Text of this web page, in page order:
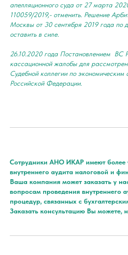
апелляционного суда от 27 марта
110059/2019,- отменить. Решение
Москвы от 30 сентября 2019 года
оставить в силе.
26.10.2020 года Постановлением ВС
кассационной жалобы для
Судебной коллегии по
Российской Федерации.
Сотрудники АНО ИКАР имеют более
внутреннего аудита налоговой и
Ваша компания может заказать у
вопросам проведения внутреннего
процедур, связанных с
Заказать консультацию Вы можете,